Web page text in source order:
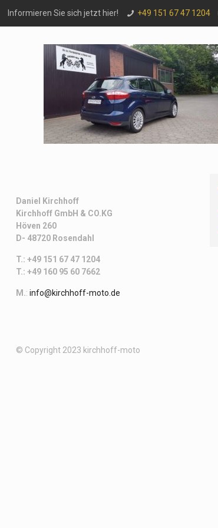
Informieren Sie sich jetzt hier! +49 151 67 47 1204
Daniel Kirchhoff
Kirchhoff GmbH & CO.KG
Höven 260
D- 48720 Rosendahl
T.: +49 151 67 47 1204
T.: +49 160 95 60 7662
M.: info@kirchhoff-moto.de
© Copyright 2023 kirchhoff-moto